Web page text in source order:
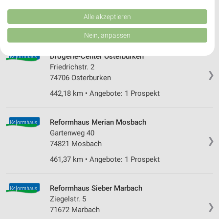
❯
74193 Schwaigern
483,99 km • Angebote: 1 Prospekt
❯
Drogerie-Center Osterburken
Friedrichstr. 2
74706 Osterburken
442,18 km • Angebote: 1 Prospekt
❯
Reformhaus Merian Mosbach
Gartenweg 40
74821 Mosbach
461,37 km • Angebote: 1 Prospekt
❯
Reformhaus Sieber Marbach
Ziegelstr. 5
71672 Marbach
Kombinationen von Daten aus verschiedenen Quellen. Entwicklung und
Verbesserung der Angebote. Verwendung reduzierter Daten zur Auswahl
von Inhalten.
Daten können außerhalb der Europäischen Union weitergegeben und in die
USA gesendet werden.
Website/App.
Partnerliste anzeigen (1 IAB-Anbieter)
IAB-Verarbeitungszwecke:
auf einem Endgerät
Verwendung reduzierter Daten zur Auswahl von
Werbeanzeigen
Verwendung von Profilen zur Auswahl
personalisierter Werbung
Alle akzeptieren
Nein, anpassen